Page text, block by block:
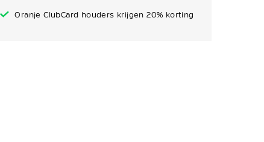
Oranje ClubCard houders krijgen 20% korting